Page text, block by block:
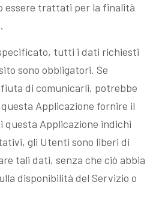
essere trattati per la finalità
tutti i dati richiesti
sono obbligatori. Se
di comunicarli, potrebbe
Applicazione fornire il
questa Applicazione indichi
gli Utenti sono liberi di
tali dati, senza che ciò abbia
disponibilità del Servizio o